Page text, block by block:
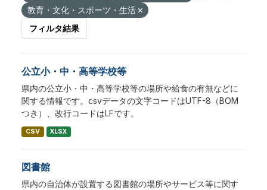
教育・文化・スポーツ・生活
フィルタ結果
公立小・中・高等学校等
県内の公立小・中・高等学校等の場所や給食の有無などに
関する情報です。csvデータの文字コードはUTF-8（BOM
つき）、改行コードはLFです。
CSV XLSX
図書館
県内の自治体が設置する図書館の場所やサービス等に関す